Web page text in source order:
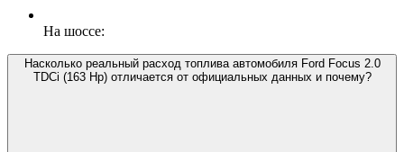
На шоссе:
Насколько реальный расход топлива автомобиля Ford Focus 2.0
TDCi (163 Hp) отличается от официальных данных и почему?